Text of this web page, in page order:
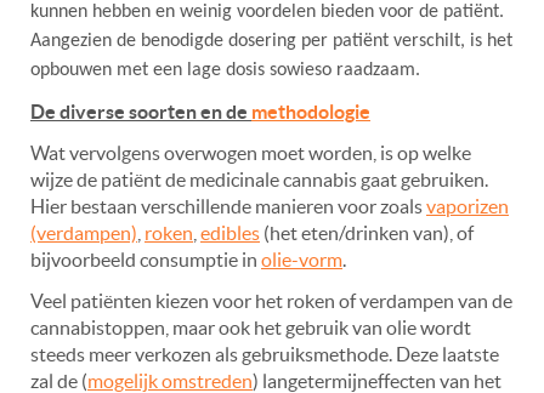
kunnen hebben en weinig voordelen bieden voor de patiënt.
Aangezien de benodigde dosering per patiënt verschilt, is het
opbouwen met een lage dosis sowieso raadzaam.
De diverse soorten en de methodologie
Wat vervolgens overwogen moet worden, is op welke
wijze de patiënt de medicinale cannabis gaat gebruiken.
Hier bestaan verschillende manieren voor zoalsvaporizen
(verdampen) roken edibles (het eten/drinken van), of
bijvoorbeeld consumptie in olie-vorm.
Veel patiënten kiezen voor het roken of verdampen van de
cannabistoppen, maar ook het gebruik van olie wordt
steeds meer verkozen als gebruiksmethode. Deze laatste
zal de (mogelijk omstreden) langetermijneffecten van het